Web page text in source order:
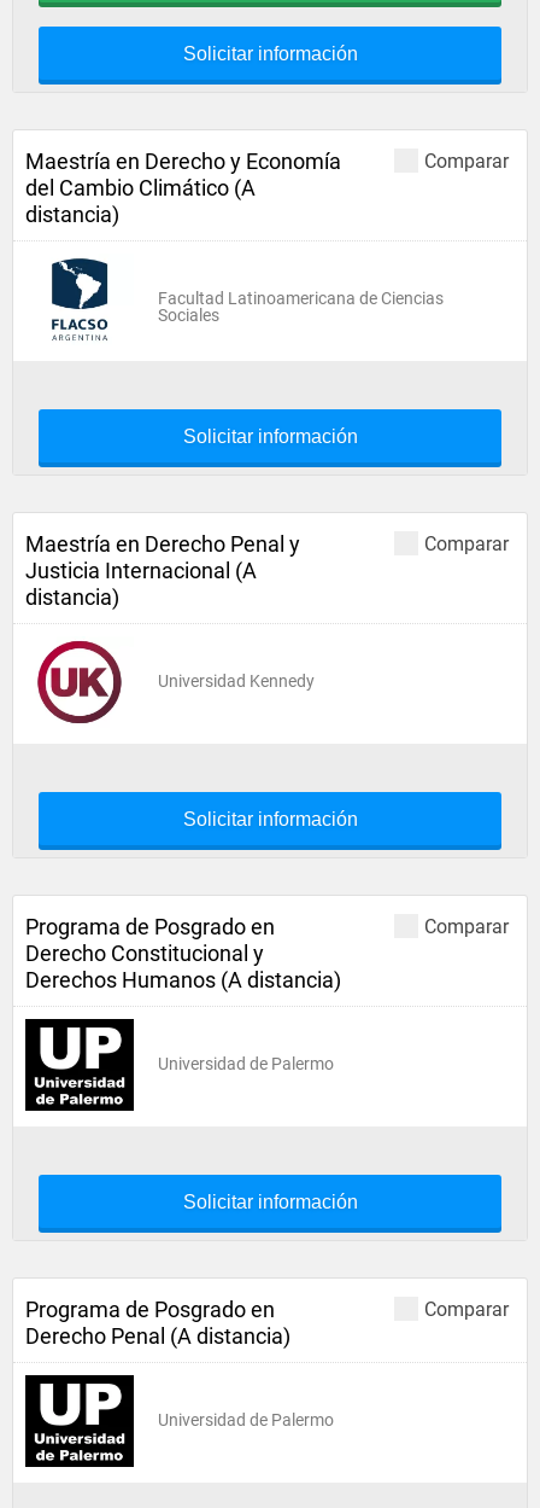
Solicitar información
Comparar
Maestría en Derecho y Economía
del Cambio Climático (A
distancia)
Facultad Latinoamericana de Ciencias
Sociales
Solicitar información
Comparar
Maestría en Derecho Penal y
Justicia Internacional (A
distancia)
Universidad Kennedy
Solicitar información
Comparar
Programa de Posgrado en
Derecho Constitucional y
Derechos Humanos (A distancia)
Universidad de Palermo
Solicitar información
Comparar
Programa de Posgrado en
Derecho Penal (A distancia)
Universidad de Palermo